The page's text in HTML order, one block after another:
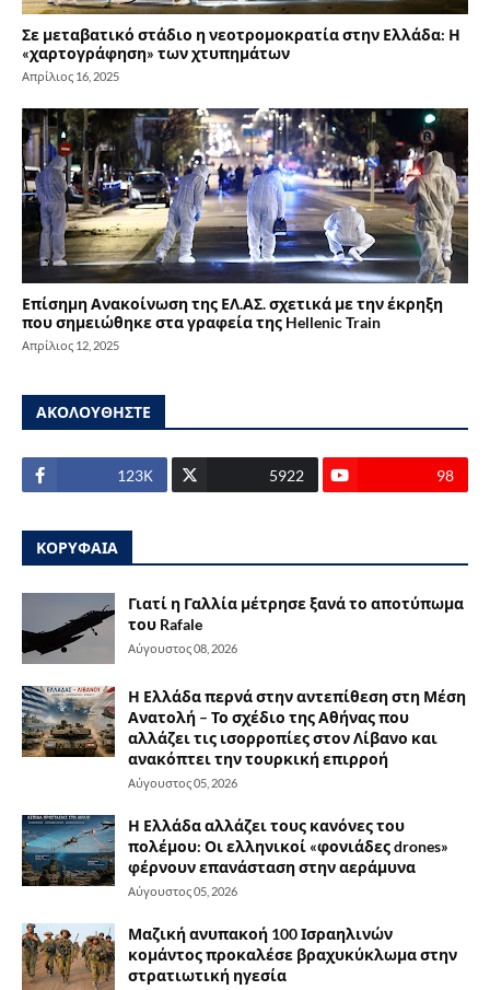
Σε μεταβατικό στάδιο η νεοτρομοκρατία στην Ελλάδα: Η
«χαρτογράφηση» των χτυπημάτων
Απρίλιος 16, 2025
Επίσημη Ανακοίνωση της ΕΛ.ΑΣ. σχετικά με την έκρηξη
που σημειώθηκε στα γραφεία της Hellenic Train
Απρίλιος 12, 2025
ΑΚΟΛΟΥΘΗΣΤΕ
123Κ 5922 98
ΚΟΡΥΦΑΙΑ
Γιατί η Γαλλία μέτρησε ξανά το αποτύπωμα
του Rafale
Αύγουστος 08, 2026
Η Ελλάδα περνά στην αντεπίθεση στη Μέση
Ανατολή – Το σχέδιο της Αθήνας που
αλλάζει τις ισορροπίες στον Λίβανο και
ανακόπτει την τουρκική επιρροή
Αύγουστος 05, 2026
Η Ελλάδα αλλάζει τους κανόνες του
πολέμου: Οι ελληνικοί «φονιάδες drones»
φέρνουν επανάσταση στην αεράμυνα
Αύγουστος 05, 2026
Μαζική ανυπακοή 100 Ισραηλινών
κομάντος προκαλέσε βραχυκύκλωμα στην
στρατιωτική ηγεσία